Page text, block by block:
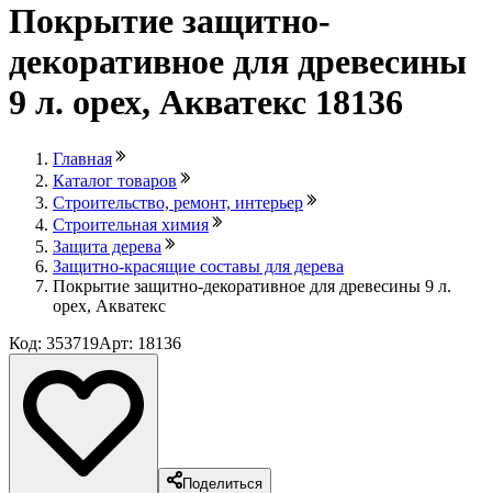
Покрытие защитно-
декоративное для древесины
9 л. орех, Акватекс 18136
Главная
Каталог товаров
Строительство, ремонт, интерьер
Строительная химия
Защита дерева
Защитно-красящие составы для дерева
Покрытие защитно-декоративное для древесины 9 л.
орех, Акватекс
Код: 353719Арт: 18136
Поделиться